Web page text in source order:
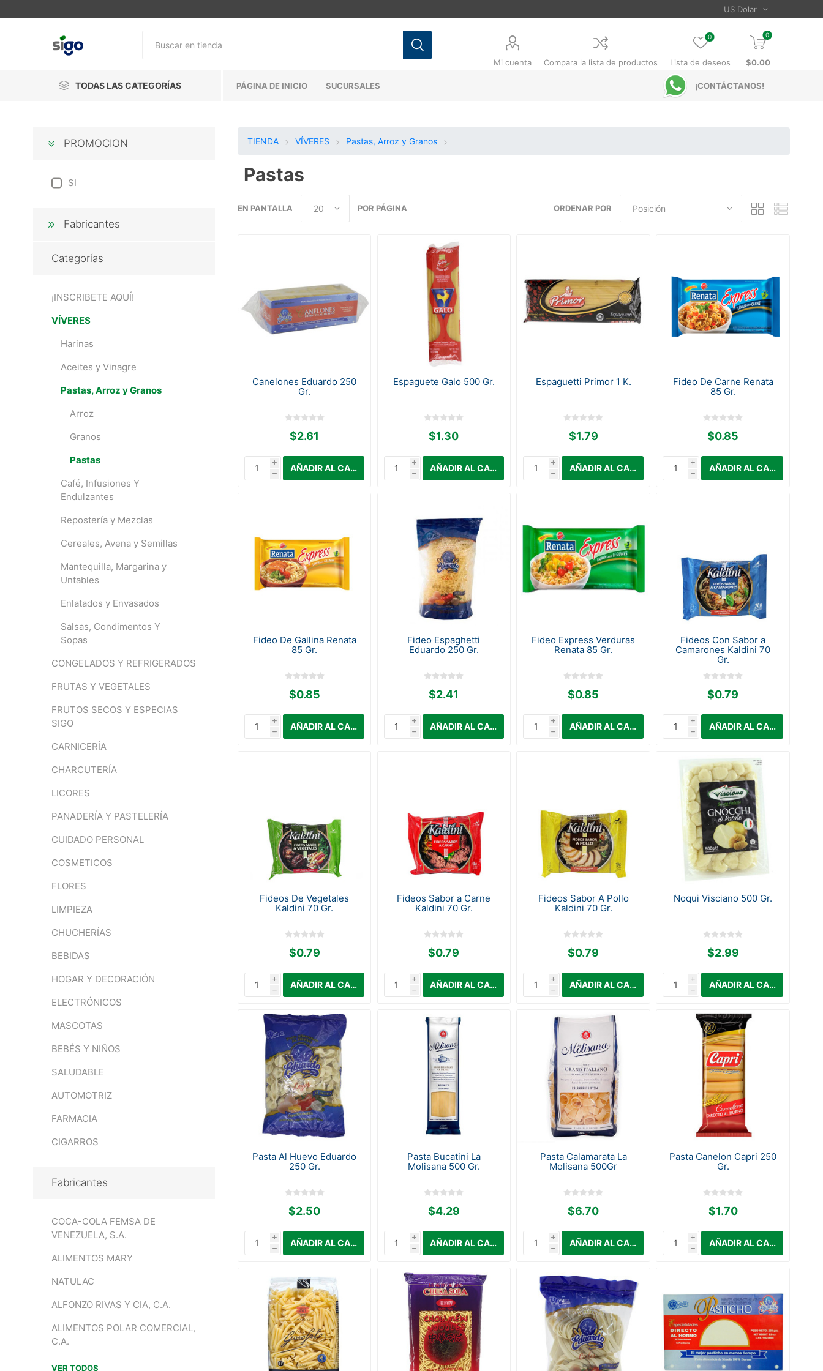
Mi cuenta Compara la lista de productos Lista de deseos
0 0
$0.00
TODAS LAS CATEGORÍAS PÁGINA DE INICIO SUCURSALES ¡CONTÁCTANOS!
TIENDA VÍVERES Pastas, Arroz y Granos
Pastas
ORDENAR POR
EN PANTALLA POR PÁGINA
Canelones Eduardo 250
Gr.
$2.61
i
h
Espaguete Galo 500 Gr.
$1.30
i
h
Espaguetti Primor 1 K.
$1.79
i
h
Fideo De Carne Renata
85 Gr.
$0.85
i
h
Fideo De Gallina Renata
85 Gr.
$0.85
i
h
Fideo Espaghetti
Eduardo 250 Gr.
$2.41
i
h
Fideo Express Verduras
Renata 85 Gr.
$0.85
i
h
Fideos Con Sabor a
Camarones Kaldini 70
Gr.
$0.79
i
h
Fideos De Vegetales
Kaldini 70 Gr.
$0.79
i
h
Fideos Sabor a Carne
Kaldini 70 Gr.
$0.79
i
h
Fideos Sabor A Pollo
Kaldini 70 Gr.
$0.79
i
h
Ñoqui Visciano 500 Gr.
$2.99
i
h
Pasta Al Huevo Eduardo
250 Gr.
$2.50
i
h
Pasta Bucatini La
Molisana 500 Gr.
$4.29
i
h
Pasta Calamarata La
Molisana 500Gr
$6.70
i
h
Pasta Canelon Capri 250
Gr.
$1.70
i
h
PROMOCION
SI
Fabricantes
Categorías
¡INSCRIBETE AQUÍ!
VÍVERES
Harinas
Aceites y Vinagre
Pastas, Arroz y Granos
Arroz
Granos
Pastas
Café, Infusiones Y
Endulzantes
Repostería y Mezclas
Cereales, Avena y Semillas
Mantequilla, Margarina y
Untables
Enlatados y Envasados
Salsas, Condimentos Y
Sopas
CONGELADOS Y REFRIGERADOS
FRUTAS Y VEGETALES
FRUTOS SECOS Y ESPECIAS
SIGO
CARNICERÍA
CHARCUTERÍA
LICORES
PANADERÍA Y PASTELERÍA
CUIDADO PERSONAL
COSMETICOS
FLORES
LIMPIEZA
CHUCHERÍAS
BEBIDAS
HOGAR Y DECORACIÓN
ELECTRÓNICOS
MASCOTAS
BEBÉS Y NIÑOS
SALUDABLE
AUTOMOTRIZ
FARMACIA
CIGARROS
Fabricantes
COCA-COLA FEMSA DE
VENEZUELA, S.A.
ALIMENTOS MARY
NATULAC
ALFONZO RIVAS Y CIA, C.A.
ALIMENTOS POLAR COMERCIAL,
C.A.
VER TODOS